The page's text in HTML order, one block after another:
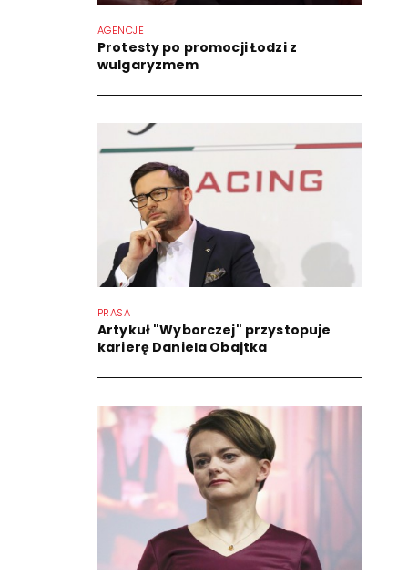
AGENCJE
Protesty po promocji Łodzi z
wulgaryzmem
PRASA
Artykuł "Wyborczej" przystopuje
karierę Daniela Obajtka